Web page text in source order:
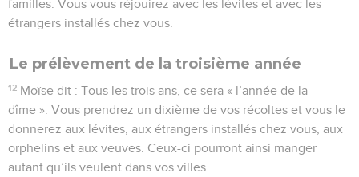
familles. Vous vous réjouirez avec les lévites et avec les
étrangers installés chez vous.
Le prélèvement de la troisième année
12 Moïse dit : Tous les trois ans, ce sera « l’année de la
dîme ». Vous prendrez un dixième de vos récoltes et vous le
donnerez aux lévites, aux étrangers installés chez vous, aux
orphelins et aux veuves. Ceux-ci pourront ainsi manger
autant qu’ils veulent dans vos villes.